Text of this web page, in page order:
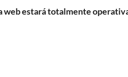
web estará totalmente